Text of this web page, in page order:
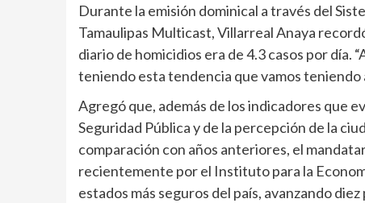
Durante la emisión dominical a través del
Tamaulipas Multicast, Villarreal Anaya
diario de homicidios era de 4.3 casos por día.
teniendo esta tendencia que vamos teniendo
Agregó que, además de los indicadores que
Seguridad Pública y de la percepción de la
comparación con años anteriores, el
recientemente por el Instituto para la
estados más seguros del país, avanzando